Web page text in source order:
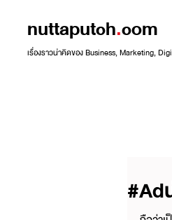
nuttaputch.com
เรื่องราวน่าคิดของ Business, Marketing,
#Ad